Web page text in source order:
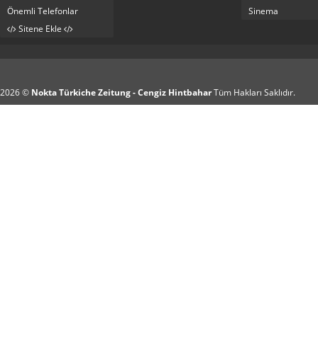
Önemli Telefonlar
Sitene Ekle
Sinema
2026 © Nokta Türkiche Zeitung - Cengiz HintbaharTüm Hakları Saklıdır.